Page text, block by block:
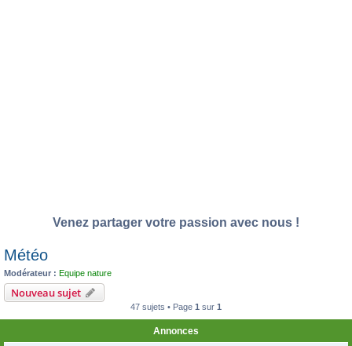
Venez partager votre passion avec nous !
Météo
Modérateur : Equipe nature
Nouveau sujet
47 sujets • Page 1 sur 1
Annonces